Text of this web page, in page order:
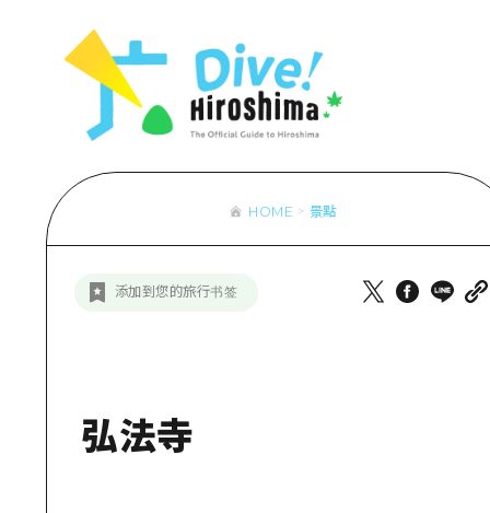
HOME 景點
添加到您的旅行书签
弘法寺